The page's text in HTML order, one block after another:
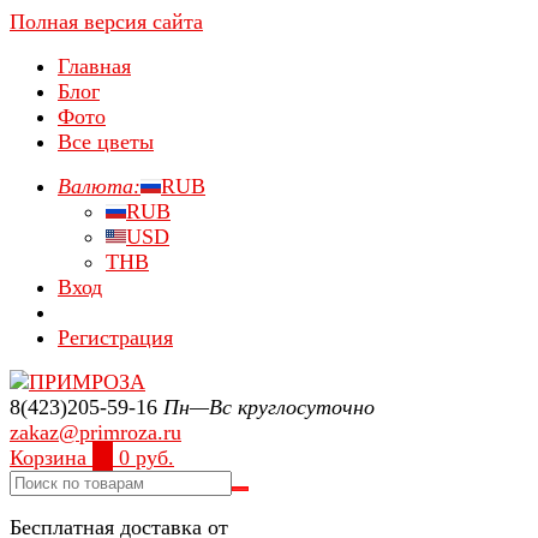
Полная версия сайта
Главная
Блог
Фото
Все цветы
Валюта:
RUB
RUB
USD
THB
Вход
Регистрация
8(423)205-59-16 Пн—Вс круглосуточно
zakaz@primroza.ru
Корзина
0 руб.
Бесплатная доставка от